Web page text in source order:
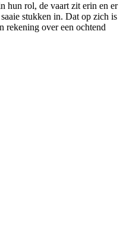
hun rol, de vaart zit erin en er
stukken in. Dat op zich is
rekening over een ochtend